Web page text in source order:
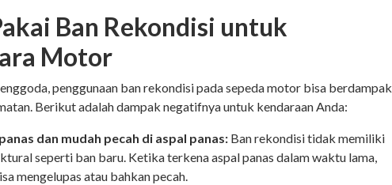
Ban Rekondisi untuk
Motor
penggunaan ban rekondisi pada sepeda motor bisa berdampak
Berikut adalah dampak negatifnya untuk kendaraan Anda:
dan mudah pecah di aspal panas: Ban rekondisi tidak memiliki
seperti ban baru. Ketika terkena aspal panas dalam waktu lama,
mengelupas atau bahkan pecah.